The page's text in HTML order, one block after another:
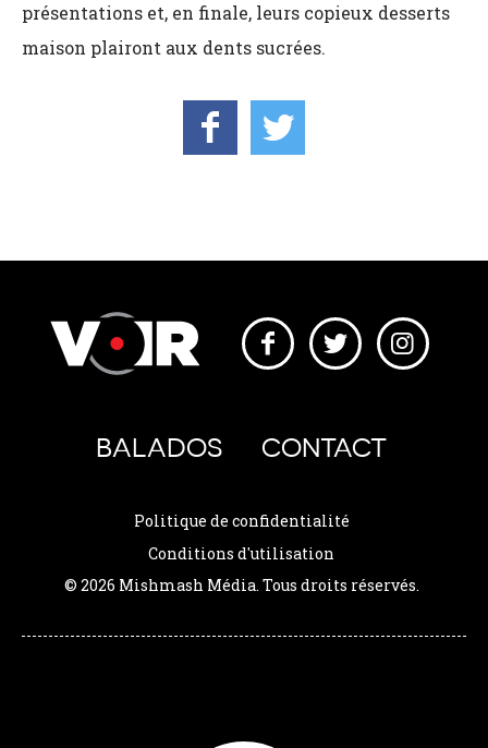
présentations et, en finale, leurs copieux desserts
maison plairont aux dents sucrées.
BALADOS CONTACT
Politique de confidentialité
Conditions d'utilisation
© 2026 Mishmash Média. Tous droits réservés.